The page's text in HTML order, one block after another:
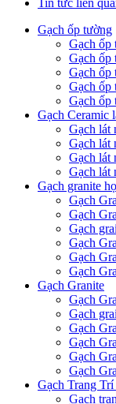
Tin tức liên
Gạch ốp tường
Gạch ốp
Gạch ốp
Gạch ốp
Gạch ốp
Gạch ốp
Gạch Ceramic
Gạch lát
Gạch lát
Gạch lát
Gạch lát
Gạch granite
Gạch
Gạch
Gạch
Gạch
Gạch
Gạch
Gạch Granite
Gạch
Gạch
Gạch
Gạch
Gạch
Gạch
Gạch Trang
Gạch